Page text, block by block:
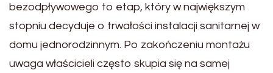
bezodpływowego to etap, który w największym
stopniu decyduje o trwałości instalacji sanitarnej w
domu jednorodzinnym. Po zakończeniu montażu
uwaga właścicieli często skupia się na samej